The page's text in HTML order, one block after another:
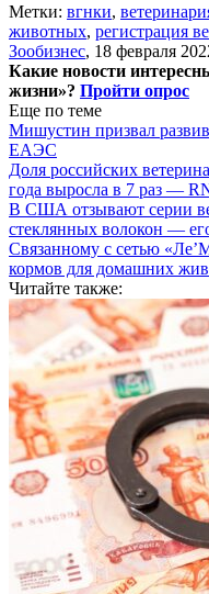
Метки: вгнки,
животных, регистрация
Зообизнес, 18 февраля
Какие новости
жизни»? Пройти опрос
Еще по теме
Мишустин призвал
ЕАЭС
Доля российских
года выросла в 7 раз —
В США отзывают серии
стеклянных волокон —
Связанному с сетью
кормов для домашних
Читайте также: